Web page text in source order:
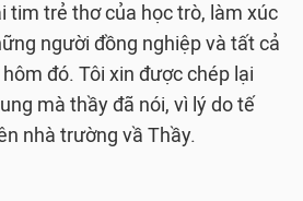
tim trẻ thơ của học trò, làm xúc
người đồng nghiệp và tất cả
đó. Tôi xin được chép lại
mà thầy đã nói, vì lý do tế
nhà trường vầ Thầy.